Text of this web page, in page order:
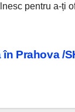
pentru a-ți
Prahova /